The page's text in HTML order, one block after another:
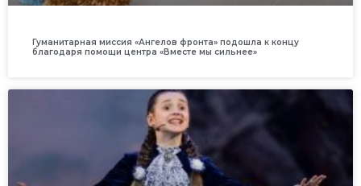
Гуманитарная миссия «Ангелов фронта» подошла к концу
благодаря помощи центра «Вместе мы сильнее»